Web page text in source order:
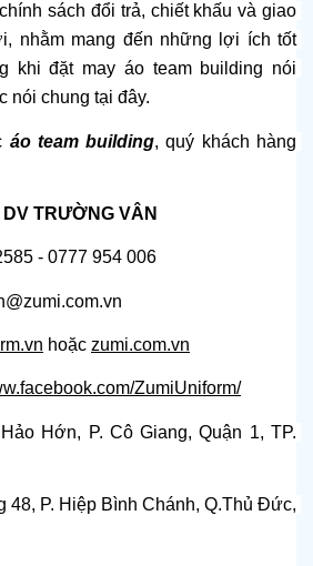
sách đổi trả, chiết khấu và giao
nhằm mang đến những lợi ích tốt
khi đặt may áo team building nói
nói chung tại đây.
áo team building, quý khách hàng
TRƯỜNG VÂN
- 0777 954 006
hoặc zumi.com.vn
ZumiUniform/
Hớn, P. Cô Giang, Quận 1, TP.
48, P. Hiệp Bình Chánh, Q.Thủ Đức,